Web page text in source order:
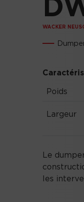
WACKER
Poids
Largeur
Le
les